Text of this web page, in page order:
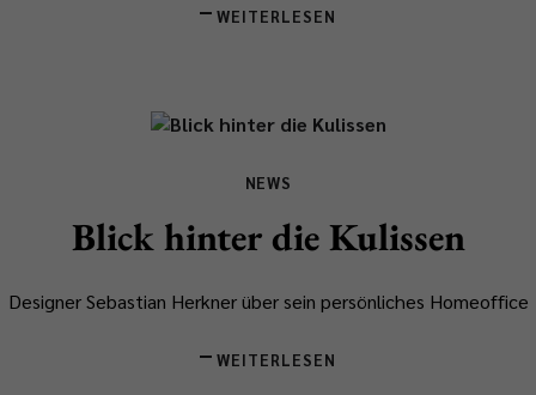
WEITERLESEN
NEWS
Blick hinter die Kulissen
Designer Sebastian Herkner über sein persönliches Homeoffice
WEITERLESEN